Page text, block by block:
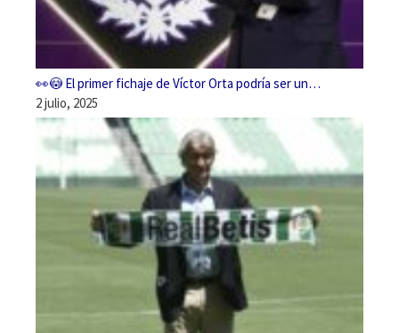
👀😳 El primer fichaje de Víctor Orta podría ser un…
2 julio, 2025